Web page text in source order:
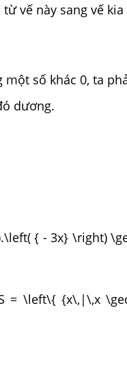
vế này sang vế kia
số khác 0, ta
dương.
{ - 3x} \right)
= \left\{ {x\,|\,x